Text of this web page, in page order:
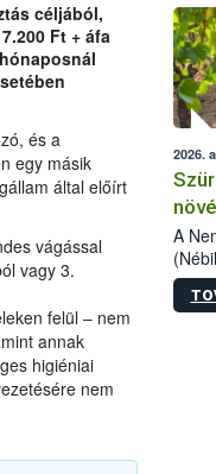
céljából,
Ft + áfa
és a
egy másik
által előírt
vágással
vagy 3.
felül ‒ nem
annak
higiéniai
nem
2026.
A